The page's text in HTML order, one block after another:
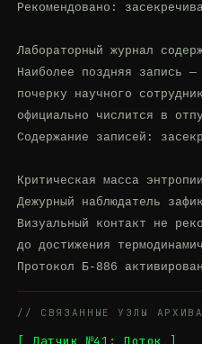
Рекомендовано:
Лабораторный журнал
Наиболее поздняя запись
почерку научного
официально числится в
Содержание записей:
Критическая масса
Дежурный наблюдатель
Визуальный контакт не
до достижения
Протокол Б-886
// СВЯЗАННЫЕ УЗЛЫ